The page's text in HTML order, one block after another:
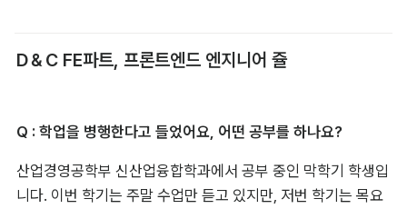
D＆C FE파트, 프론트엔드 엔지니어 쥴
Q : 학업을 병행한다고 들었어요, 어떤 공부를 하나요?
산업경영공학부 신산업융합학과에서 공부 중인 막학기 학생입
니다. 이번 학기는 주말 수업만 듣고 있지만, 저번 학기는 목요